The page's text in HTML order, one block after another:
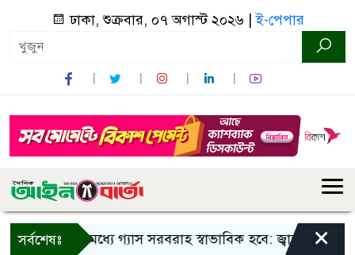
ঢাকা, শুক্রবার, ০৭ অগাস্ট ২০২৬ |ই-পেপার
সর্বশেষঃ
তিন দিনের মধ্যে গ্যাস সরবরাহ স্বাভাবিক হবে: জ্বালানি মন্ত্রী
×